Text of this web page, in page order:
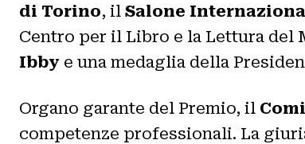
di Torino, il Salone
Centro per il Libro e la Lettura
Ibby e una medaglia della
Organo garante del Premio, il
competenze professionali. La